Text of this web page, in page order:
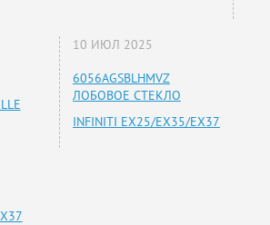
10 ИЮЛ 2025
6056AGSBLHMVZ
ЛОБОВОЕ СТЕКЛО
INFINITI EX25/EX35/EX37